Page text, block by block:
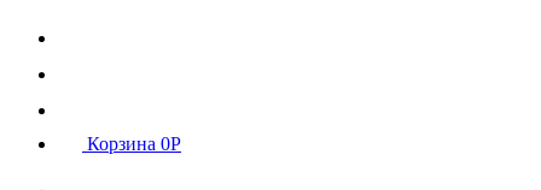
Корзина 0Р